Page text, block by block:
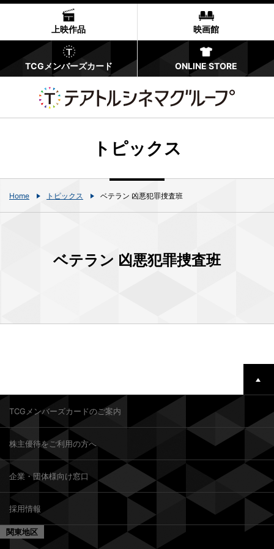
上映作品 映画館
TCGメンバーズカード ONLINE STORE
トピックス
Home トピックス ベテラン 凶悪犯罪捜査班
ベテラン 凶悪犯罪捜査班
TCGメンバーズカードのご案内
株主優待をご利用の方へ
企業・団体様向け窓口
採用情報
関東地区